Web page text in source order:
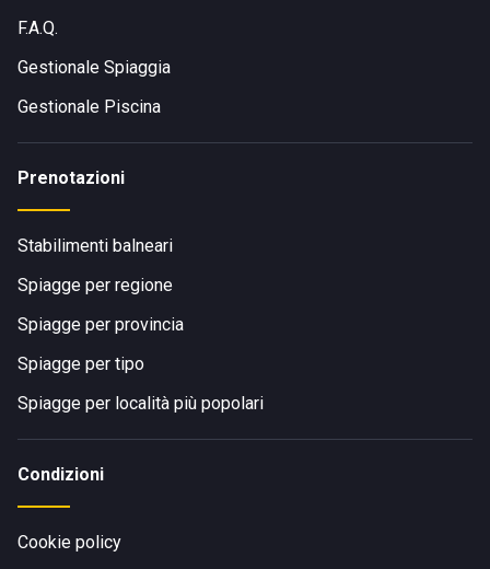
F.A.Q.
Gestionale Spiaggia
Gestionale Piscina
Prenotazioni
Stabilimenti balneari
Spiagge per regione
Spiagge per provincia
Spiagge per tipo
Spiagge per località più popolari
Condizioni
Cookie policy